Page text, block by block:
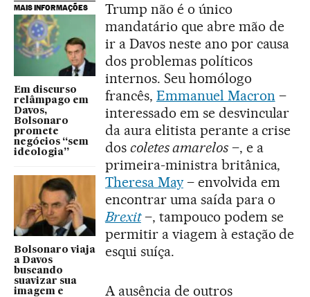
MAIS INFORMAÇÕES
Em discurso
relâmpago em
Davos,
Bolsonaro
promete
negócios “sem
ideologia”
Bolsonaro viaja
a Davos
buscando
suavizar sua
imagem e
Trump não é o único
mandatário que abre mão de
ir a Davos neste ano por causa
dos problemas políticos
internos. Seu homólogo
francês, Emmanuel Macron –
interessado em se desvincular
da aura elitista perante a crise
dos coletes amarelos–, e a
primeira-ministra britânica,
Theresa May– envolvida em
encontrar uma saída para o
Brexit–, tampouco podem se
permitir a viagem à estação de
esqui suíça.
A ausência de outros